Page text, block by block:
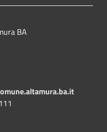
BA